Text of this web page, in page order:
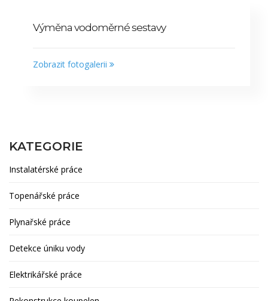
Výměna vodoměrné sestavy
Zobrazit fotogalerii
KATEGORIE
Instalatérské práce
Topenářské práce
Plynařské práce
Detekce úniku vody
Elektrikářské práce